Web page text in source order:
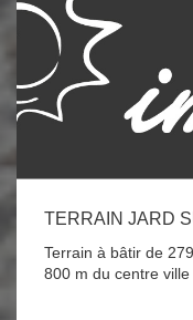
TERRAIN JARD
Terrain à bâtir de
800 m du centre ville